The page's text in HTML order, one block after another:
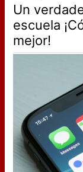
Un
escuela
mejor!